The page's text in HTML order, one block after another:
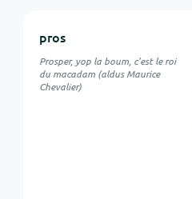
pros
Prosper, yop la boum, c'est le roi
du macadam (aldus Maurice
Chevalier)